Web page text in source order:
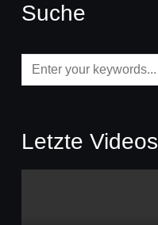
Suche
Letzte Videos